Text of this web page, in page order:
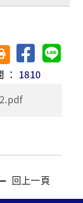
友善列印(另開視窗)
分享至臉書分享
： 1810
回上一頁